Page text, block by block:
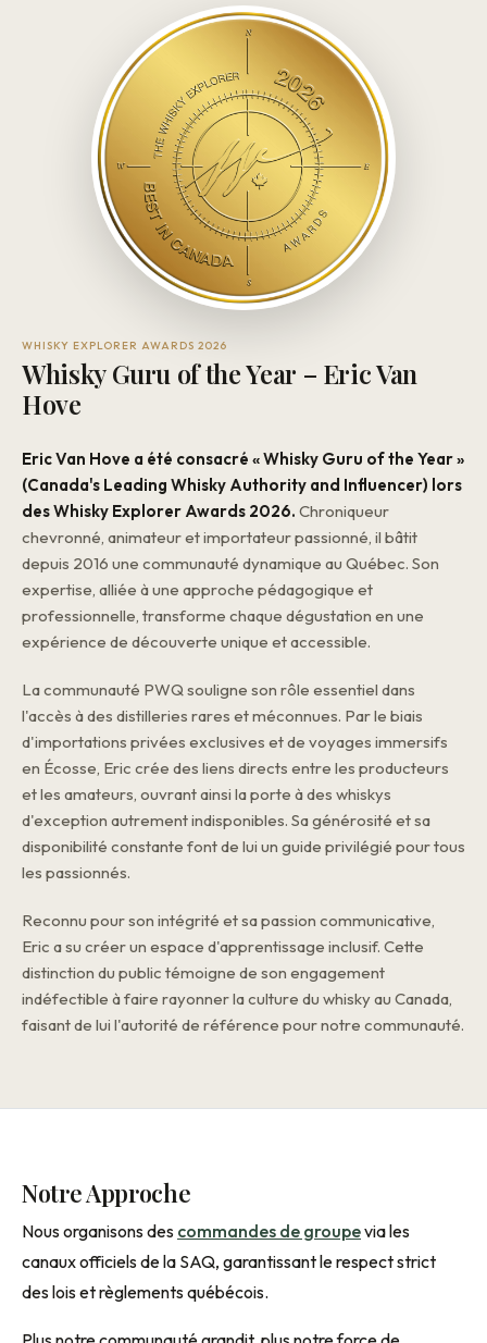
WHISKY EXPLORER AWARDS 2026
Whisky Guru of the Year – Eric Van
Hove
Eric Van Hove a été consacré « Whisky Guru of the Year »
(Canada's Leading Whisky Authority and Influencer) lors
des Whisky Explorer Awards 2026. Chroniqueur
chevronné, animateur et importateur passionné, il bâtit
depuis 2016 une communauté dynamique au Québec. Son
expertise, alliée à une approche pédagogique et
professionnelle, transforme chaque dégustation en une
expérience de découverte unique et accessible.
La communauté PWQ souligne son rôle essentiel dans
l'accès à des distilleries rares et méconnues. Par le biais
d'importations privées exclusives et de voyages immersifs
en Écosse, Eric crée des liens directs entre les producteurs
et les amateurs, ouvrant ainsi la porte à des whiskys
d'exception autrement indisponibles. Sa générosité et sa
disponibilité constante font de lui un guide privilégié pour tous
les passionnés.
Reconnu pour son intégrité et sa passion communicative,
Eric a su créer un espace d'apprentissage inclusif. Cette
distinction du public témoigne de son engagement
indéfectible à faire rayonner la culture du whisky au Canada,
faisant de lui l'autorité de référence pour notre communauté.
Notre Approche
Nous organisons des commandes de groupevia les
canaux officiels de la SAQ, garantissant le respect strict
des lois et règlements québécois.